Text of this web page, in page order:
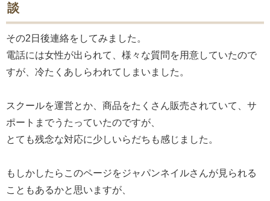
談
その2日後連絡をしてみました。
電話には女性が出られて、様々な質問を用意していたので
すが、冷たくあしらわれてしまいました。
スクールを運営とか、商品をたくさん販売されていて、サ
ポートまでうたっていたのですが、
とても残念な対応に少しいらだちも感じました。
もしかしたらこのページをジャパンネイルさんが見られる
こともあるかと思いますが、